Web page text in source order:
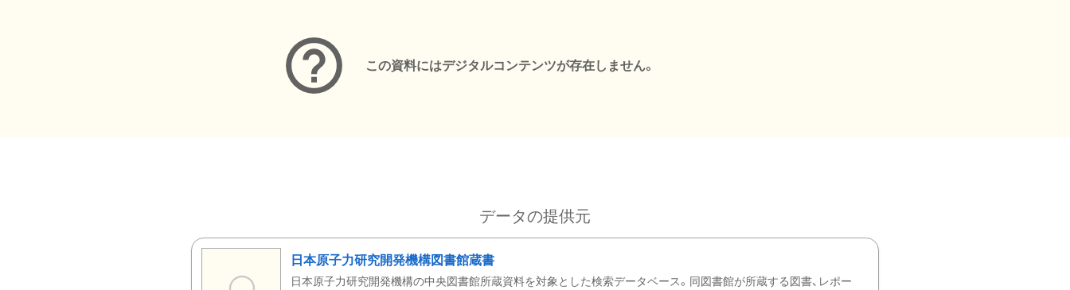
この資料にはデジタルコンテンツが存在しません。
データの提供元
日本原子力研究開発機構図書館蔵書
日本原子力研究開発機構の中央図書館所蔵資料を対象とした検索データベース。同図書館が所蔵する図書、レポー